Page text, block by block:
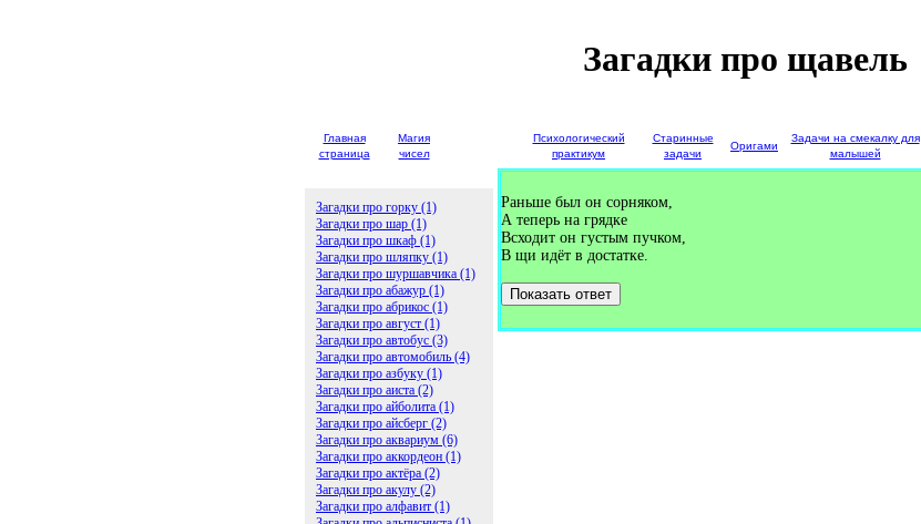
Загадки про щавель
Главная
страница
Магия
чисел
Психологический
практикум
Старинные
задачи
Оригами
Задачи на смекалку для
малышей
Загадки про горку (1)
Загадки про шар (1)
Загадки про шкаф (1)
Загадки про шляпку (1)
Загадки про шуршавчика (1)
Загадки про абажур (1)
Загадки про абрикос (1)
Загадки про август (1)
Загадки про автобус (3)
Загадки про автомобиль (4)
Загадки про азбуку (1)
Загадки про аиста (2)
Загадки про айболита (1)
Загадки про айсберг (2)
Загадки про аквариум (6)
Загадки про аккордеон (1)
Загадки про актёра (2)
Загадки про акулу (2)
Загадки про алфавит (1)
Раньше был он сорняком,
А теперь на грядке
Всходит он густым пучком,
В щи идёт в достатке.
Показать ответ